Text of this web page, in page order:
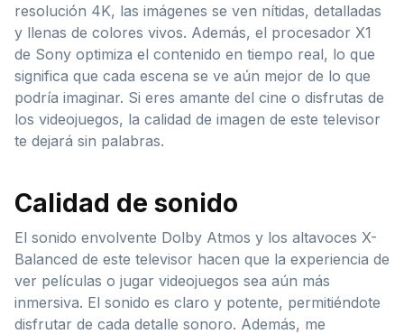
resolución 4K, las imágenes se ven nítidas, detalladas
y llenas de colores vivos. Además, el procesador X1
de Sony optimiza el contenido en tiempo real, lo que
significa que cada escena se ve aún mejor de lo que
podría imaginar. Si eres amante del cine o disfrutas de
los videojuegos, la calidad de imagen de este televisor
te dejará sin palabras.
Calidad de sonido
El sonido envolvente Dolby Atmos y los altavoces X-
Balanced de este televisor hacen que la experiencia de
ver películas o jugar videojuegos sea aún más
inmersiva. El sonido es claro y potente, permitiéndote
disfrutar de cada detalle sonoro. Además, me